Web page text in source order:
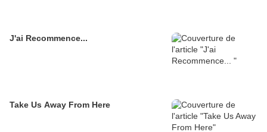
J'ai Recommence...
Take Us Away From Here